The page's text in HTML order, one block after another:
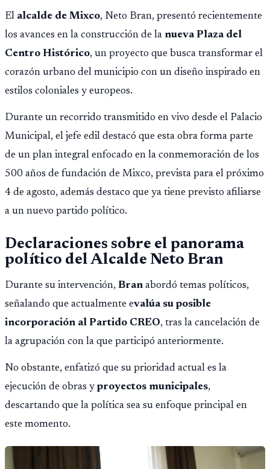
El alcalde de Mixco, Neto Bran, presentó recientemente
los avances en la construcción de la nueva Plaza del
Centro Histórico, un proyecto que busca transformar el
corazón urbano del municipio con un diseño inspirado en
estilos coloniales y europeos.
Durante un recorrido transmitido en vivo desde el Palacio
Municipal, el jefe edil destacó que esta obra forma parte
de un plan integral enfocado en la conmemoración de los
500 años de fundación de Mixco, prevista para el próximo
4 de agosto, además destaco que ya tiene previsto afiliarse
a un nuevo partido político.
Declaraciones sobre el panorama
político del Alcalde Neto Bran
Durante su intervención, Bran abordó temas políticos,
señalando que actualmente evalúa su posible
incorporación al Partido CREO, tras la cancelación de
la agrupación con la que participó anteriormente.
No obstante, enfatizó que su prioridad actual es la
ejecución de obras y proyectos municipales,
descartando que la política sea su enfoque principal en
este momento.